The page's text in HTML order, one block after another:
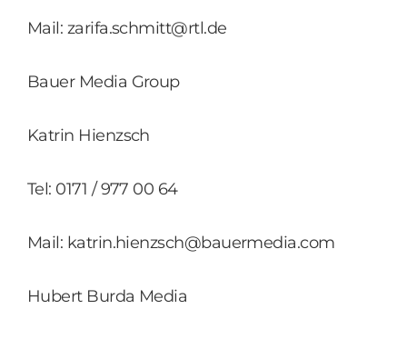
Mail: zarifa.schmitt@rtl.de
Bauer Media Group
Katrin Hienzsch
Tel: 0171 / 977 00 64
Mail: katrin.hienzsch@bauermedia.com
Hubert Burda Media